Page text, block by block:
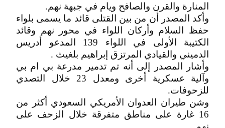
المنارة والقرن والصافح ويام في جبهة نهم.
وأكد المصدر أن من بين القتلى قائد ما يسمى بلواء
حفظ السلام وأركان اللواء في محور نهم وقائد
الكتيبة الأولى في اللواء 139 المدعو أدريس
الدميني والقيادي المرتزق إبراهيم بلغيث .
وأشار المصدر إلى أنه تم تدمير مدرعة بي ام بي
وآلية عسكرية أخرى ومعدل 23 خلال التصدي
للزحوفات.
وشن طيران العدوان الأمريكي السعودي أكثر من
16 غارة على مناطق متفرقة خلال الزحف على